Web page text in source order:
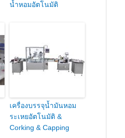
น้ำหอมอัตโนมัติ
เครื่องบรรจุน้ำมันหอม
ระเหยอัตโนมัติ &
Corking & Capping